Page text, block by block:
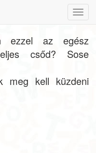
ezzel az egész
csőd? Sose
meg kell küzdeni